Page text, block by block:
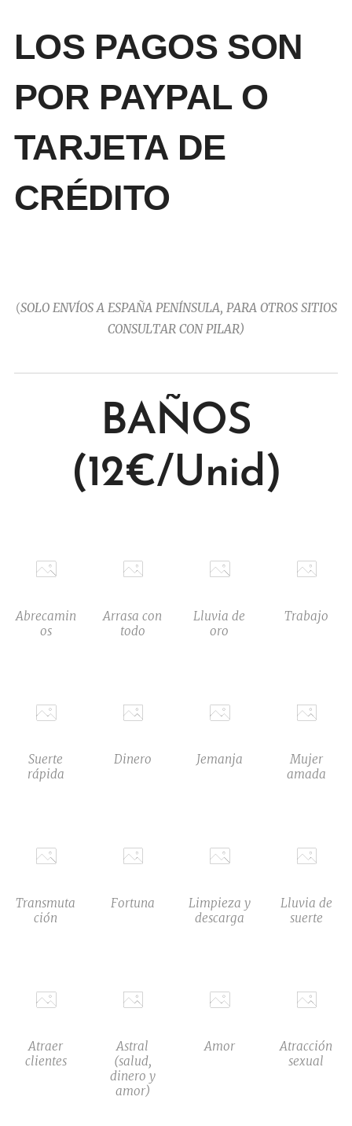
LOS PAGOS SON
POR PAYPAL O
TARJETA DE
CRÉDITO
(SOLO ENVÍOS A ESPAÑA PENÍNSULA, PARA OTROS SITIOS
CONSULTAR CON PILAR)
BAÑOS
(12€/Unid)
Abrecamin
os
Arrasa con
todo
Lluvia de
oro
Trabajo
Suerte
rápida
Dinero Jemanja
Mujer
amada
Transmuta
ción
Fortuna
Limpieza y
descarga
Lluvia de
suerte
Atraer
clientes
Astral
(salud,
dinero y
amor)
Amor
Atracción
sexual